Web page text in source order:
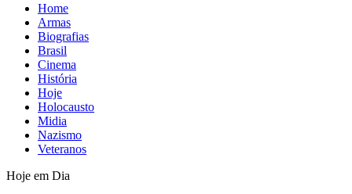
Home
Armas
Biografias
Brasil
Cinema
História
Hoje
Holocausto
Midia
Nazismo
Veteranos
Hoje em Dia